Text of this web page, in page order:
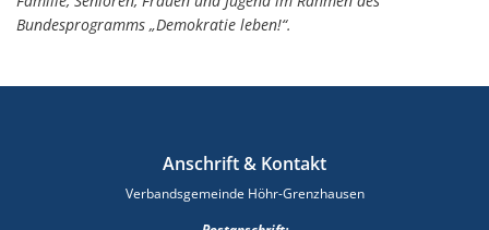
Bundesprogramms „Demokratie leben!“.
Anschrift & Kontakt
Verbandsgemeinde Höhr-Grenzhausen